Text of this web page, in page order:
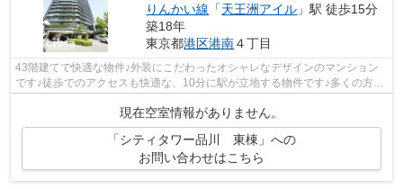
りんかい線 「天王洲アイル 」駅 徒歩15分
築18年
東京都港区港南４丁目
43階建てで快適な物件♪外装にこだわったオシャレなデザインのマンション
です♪徒歩でのアクセスも快適な、10分に駅が立地する物件です♪多くの方に
現在空室情報がありません。
「シティタワー品川 東棟」への
お問い合わせはこちら